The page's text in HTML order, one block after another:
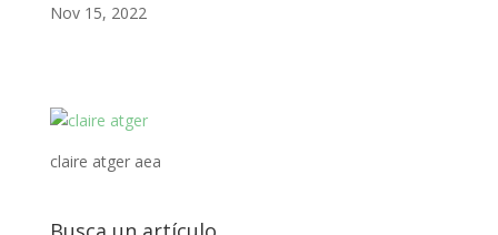
Nov 15, 2022
claire atger aea